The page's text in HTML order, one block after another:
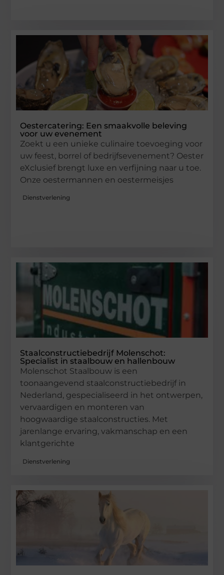
Oestercatering: Een smaakvolle beleving
voor uw evenement
Zoekt u een unieke culinaire toevoeging voor
uw feest, borrel of bedrijfsevenement? Oester
eXclusief brengt luxe en verfijning naar u toe.
Onze oestermannen en oestermeisjes
Dienstverlening
Staalconstructiebedrijf Molenschot:
Specialist in staalbouw en hallenbouw
Molenschot Staalbouw is een
toonaangevend staalconstructiebedrijf in
Nederland, gespecialiseerd in het ontwerpen,
vervaardigen en monteren van
hoogwaardige staalconstructies. Met
jarenlange ervaring, vakmanschap en een
klantgerichte
Dienstverlening